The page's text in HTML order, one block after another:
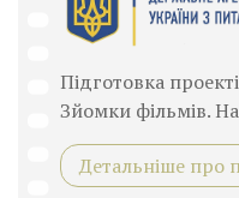
Підготовка
Зйомки фільмів.
Детальніше про